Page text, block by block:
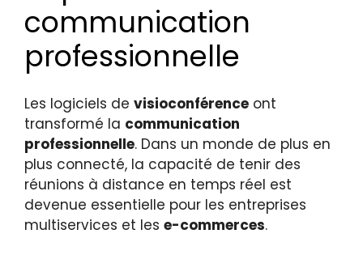
communication
professionnelle
Les logiciels de visioconférence ont
transformé la communication
professionnelle. Dans un monde de plus en
plus connecté, la capacité de tenir des
réunions à distance en temps réel est
devenue essentielle pour les entreprises
multiservices et les e-commerces.